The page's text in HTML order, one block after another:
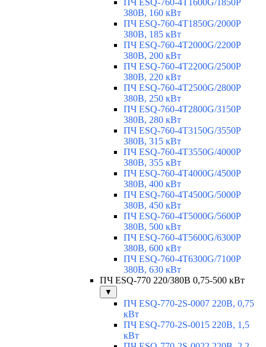
ПЧ ESQ-760-4T1600G/1850P
380В, 160 кВт
ПЧ ESQ-760-4T1850G/2000P
380В, 185 кВт
ПЧ ESQ-760-4T2000G/2200P
380В, 200 кВт
ПЧ ESQ-760-4T2200G/2500P
380В, 220 кВт
ПЧ ESQ-760-4T2500G/2800P
380В, 250 кВт
ПЧ ESQ-760-4T2800G/3150P
380В, 280 кВт
ПЧ ESQ-760-4T3150G/3550P
380В, 315 кВт
ПЧ ESQ-760-4T3550G/4000P
380В, 355 кВт
ПЧ ESQ-760-4T4000G/4500P
380В, 400 кВт
ПЧ ESQ-760-4T4500G/5000P
380В, 450 кВт
ПЧ ESQ-760-4T5000G/5600P
380В, 500 кВт
ПЧ ESQ-760-4T5600G/6300P
380В, 600 кВт
ПЧ ESQ-760-4T6300G/7100P
380В, 630 кВт
ПЧ ESQ-770 220/380В 0,75-500 кВт
▼
ПЧ ESQ-770-2S-0007 220В, 0,75
кВт
ПЧ ESQ-770-2S-0015 220В, 1,5
кВт